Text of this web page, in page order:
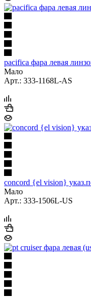
pacifica фара левая
Мало
Арт.: 333-1168L-AS
concord {el vision}
Мало
Арт.: 333-1506L-US